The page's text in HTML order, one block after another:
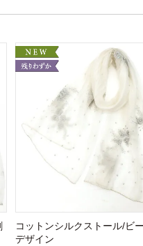
コットンシルクストール/ビ
デザイン